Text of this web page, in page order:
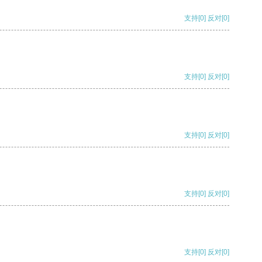
支持[0] 反对[0]
支持[0] 反对[0]
支持[0] 反对[0]
支持[0] 反对[0]
支持[0] 反对[0]